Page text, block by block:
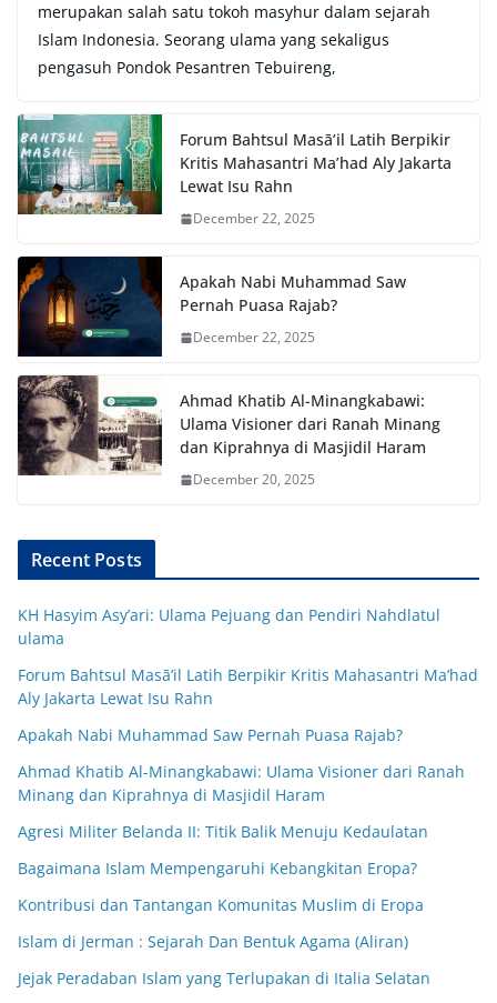
merupakan salah satu tokoh masyhur dalam sejarah
Islam Indonesia. Seorang ulama yang sekaligus
pengasuh Pondok Pesantren Tebuireng,
Forum Bahtsul Masā’il Latih Berpikir
Kritis Mahasantri Ma’had Aly Jakarta
Lewat Isu Rahn
December 22, 2025
Apakah Nabi Muhammad Saw
Pernah Puasa Rajab?
December 22, 2025
Ahmad Khatib Al-Minangkabawi:
Ulama Visioner dari Ranah Minang
dan Kiprahnya di Masjidil Haram
December 20, 2025
Recent Posts
KH Hasyim Asy’ari: Ulama Pejuang dan Pendiri Nahdlatul
ulama
Forum Bahtsul Masā’il Latih Berpikir Kritis Mahasantri Ma’had
Aly Jakarta Lewat Isu Rahn
Apakah Nabi Muhammad Saw Pernah Puasa Rajab?
Ahmad Khatib Al-Minangkabawi: Ulama Visioner dari Ranah
Minang dan Kiprahnya di Masjidil Haram
Agresi Militer Belanda II: Titik Balik Menuju Kedaulatan
Bagaimana Islam Mempengaruhi Kebangkitan Eropa?
Kontribusi dan Tantangan Komunitas Muslim di Eropa
Islam di Jerman : Sejarah Dan Bentuk Agama (Aliran)
Jejak Peradaban Islam yang Terlupakan di Italia Selatan